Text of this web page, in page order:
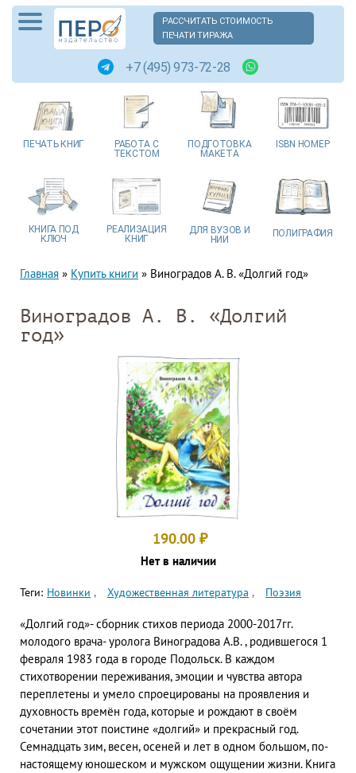
РАССЧИТАТЬ СТОИМОСТЬ
ПЕЧАТИ ТИРАЖА
+7 (495) 973-72-28
ПЕЧАТЬ КНИГ РАБОТА С
ТЕКСТОМ
ПОДГОТОВКА
МАКЕТА
ISBN НОМЕР
КНИГА ПОД
КЛЮЧ
РЕАЛИЗАЦИЯ
КНИГ
ДЛЯ ВУЗОВ И
НИИ
ПОЛИГРАФИЯ
Главная » Купить книги » Виноградов А. В. «Долгий год»
Виноградов А. В. «Долгий
год»
190.00 ₽
Нет в наличии
Теги: Новинки Художественная литература Поэзия
«Долгий год»- сборник стихов периода 2000-2017гг.
молодого врача- уролога Виноградова А.В. , родившегося 1
февраля 1983 года в городе Подольск. В каждом
стихотворении переживания, эмоции и чувства автора
переплетены и умело спроецированы на проявления и
духовность времён года, которые и рождают в своём
сочетании этот поистине «долгий» и прекрасный год.
Семнадцать зим, весен, осеней и лет в одном большом, по-
настоящему юношеском и мужском ощущении жизни. Книга